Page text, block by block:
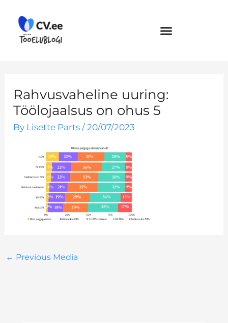
content
Rahvusvaheline uuring:
Töölojaalsus on ohus 5
By Lisette Parts/20/07/2023
← Previous Media